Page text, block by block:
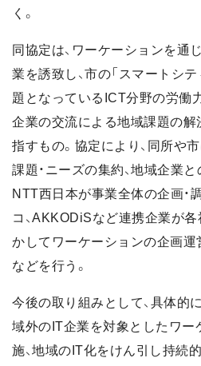
く。
同協定は、ワーケーションを通
業を誘致し、市の「スマートシ
題となっているICT分野の労働
企業の交流による地域課題の解
指すもの。協定により、同所や
課題・ニーズの集約、地域企業と
NTT西日本が事業全体の企画・
コ、AKKODiSなど連携企業が
かしてワーケーションの企画運
などを行う。
今後の取り組みとして、具体的
域外のIT企業を対象としたワー
施、地域のIT化をけん引し持続